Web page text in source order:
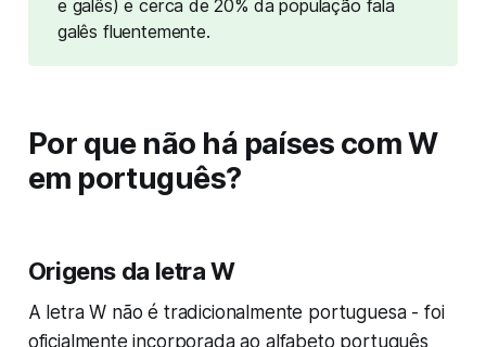
e galês) e cerca de 20% da população fala
galês fluentemente.
Por que não há países com W
em português?
Origens da letra W
A letra W não é tradicionalmente portuguesa - foi
oficialmente incorporada ao alfabeto português